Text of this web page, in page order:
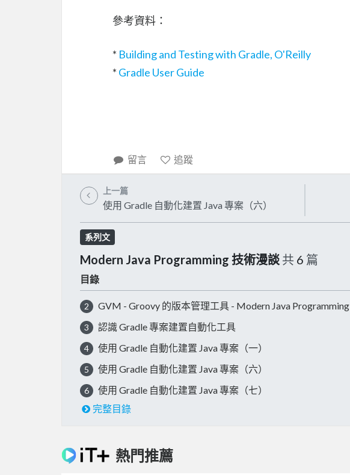
參考資料：
* Building and Testing with Gradle, O'Reilly
* Gradle User Guide
留言 追蹤
上一篇
使用 Gradle 自動化建置 Java 專案（六）
系列文
Modern Java Programming 技術漫談 共 6 篇
目錄
2 GVM - Groovy 的版本管理工具 - Modern Java Programming
3 認識 Gradle 專案建置自動化工具
4 使用 Gradle 自動化建置 Java 專案（一）
5 使用 Gradle 自動化建置 Java 專案（六）
6
使用 Gradle 自動化建置 Java 專案（七）
完整目錄
熱門推薦